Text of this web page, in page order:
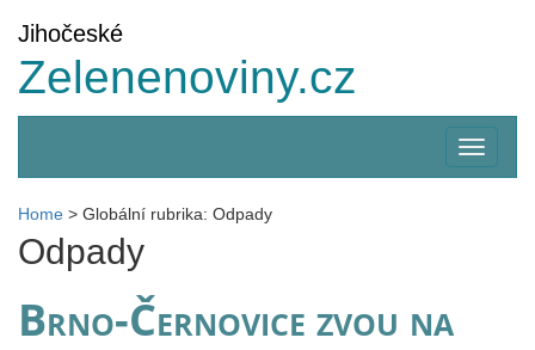
Jihočeské
Zelenenoviny.cz
menu
Home > Globální rubrika: Odpady
Odpady
Brno-Černovice zvou na